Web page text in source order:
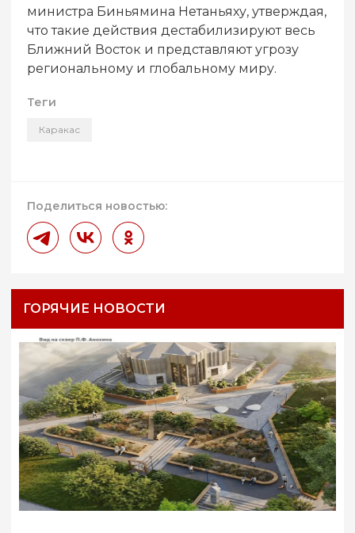
министра Биньямина Нетаньяху, утверждая,
что такие действия дестабилизируют весь
Ближний Восток и представляют угрозу
региональному и глобальному миру.
Теги
Каракас
Поделиться новостью:
ГОРЯЧИЕ НОВОСТИ